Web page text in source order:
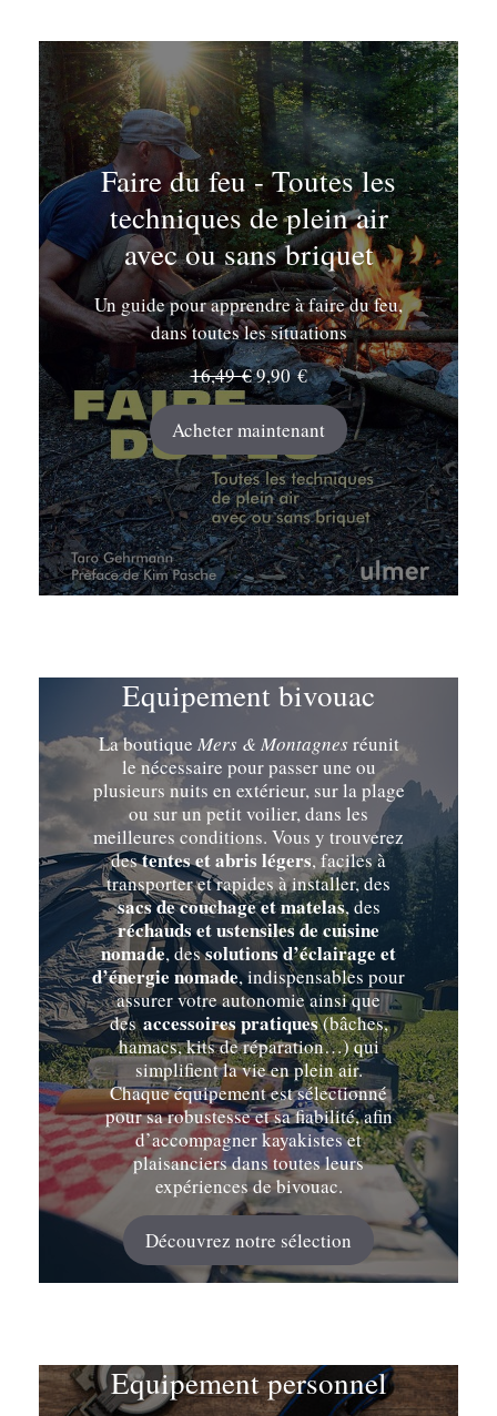
Faire du feu - Toutes les
techniques de plein air
avec ou sans briquet
Un guide pour apprendre à faire du feu,
dans toutes les situations
16,49€Le
prix
initial
était :
16,49 €.
9,90€Le
prix
actuel
est :
9,90 €.
Acheter maintenant
Equipement bivouac
La boutique Mers & Montagnesréunit
le nécessaire pour passer une ou
plusieurs nuits en extérieur, sur la plage
ou sur un petit voilier, dans les
meilleures conditions. Vous y trouverez
destentes et abris légers, faciles à
transporter et rapides à installer, des
sacs de couchage et matelas, des
réchauds et ustensiles de cuisine
nomade, dessolutions d’éclairage et
d’énergie nomade, indispensables pour
assurer votre autonomie ainsi que
desaccessoires pratiques(bâches,
hamacs, kits de réparation…) qui
simplifient la vie en plein air.
Chaque équipement est sélectionné
pour sa robustesse et sa fiabilité, afin
d’accompagner kayakistes et
plaisanciers dans toutes leurs
expériences de bivouac.
Découvrez notre sélection
Equipement personnel